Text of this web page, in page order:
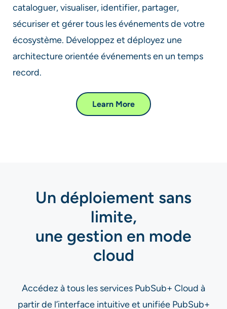
cataloguer, visualiser, identifier, partager,
sécuriser et gérer tous les événements de votre
écosystème. Développez et déployez une
architecture orientée événements en un temps
record. ​​
Learn More
Un déploiement sans
limite,
une gestion en mode
cloud
Accédez à tous les services PubSub+ Cloud à
partir de l’interface intuitive et unifiée PubSub+